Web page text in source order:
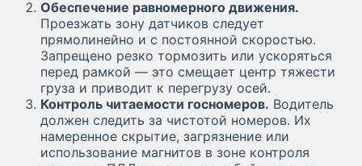
Обеспечение равномерного движения.
Проезжать зону датчиков следует
прямолинейно и с постоянной скоростью.
Запрещено резко тормозить или ускоряться
перед рамкой — это смещает центр тяжести
груза и приводит к перегрузу осей.
Контроль читаемости госномеров. Водитель
должен следить за чистотой номеров. Их
намеренное скрытие, загрязнение или
использование магнитов в зоне контроля